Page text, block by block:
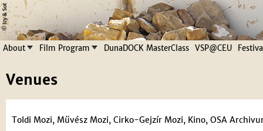
Venues
Toldi Mozi, Művész Mozi, Cirko-Gejzír Mozi, Kino, OSA
About Film Program DunaDOCK MasterClass VSP@CEU